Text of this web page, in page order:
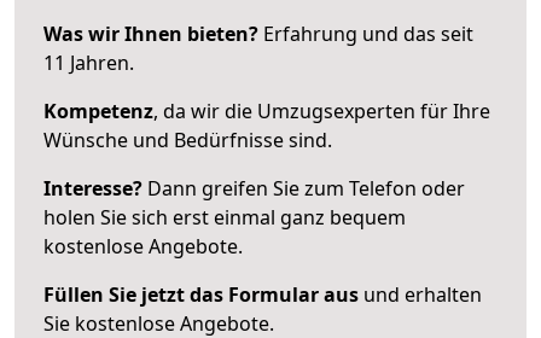
Was wir Ihnen bieten? Erfahrung und das seit
11 Jahren.
Kompetenz, da wir die Umzugsexperten für Ihre
Wünsche und Bedürfnisse sind.
Interesse? Dann greifen Sie zum Telefon oder
holen Sie sich erst einmal ganz bequem
kostenlose Angebote.
Füllen Sie jetzt das Formular aus und erhalten
Sie kostenlose Angebote.